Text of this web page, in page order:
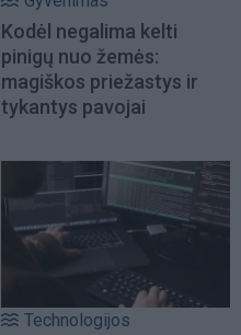
Kodėl negalima kelti
pinigų nuo žemės:
magiškos priežastys ir
tykantys pavojai
Technologijos